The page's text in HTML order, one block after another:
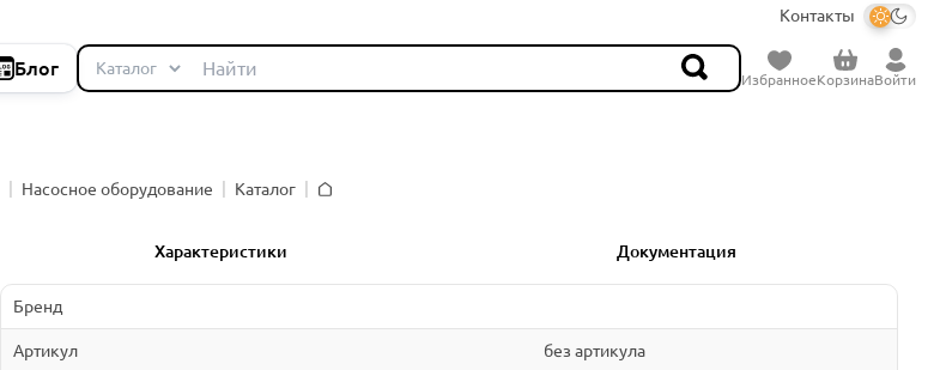
Контакты
Блог
ИзбранноеКорзинаВойти
Насосное оборудование
Каталог
Характеристики Документация
Бренд
Артикул без артикула